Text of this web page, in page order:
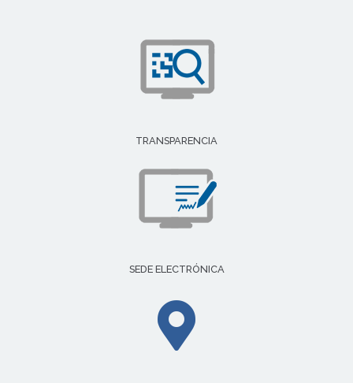
TRANSPARENCIA
SEDE ELECTRÓNICA